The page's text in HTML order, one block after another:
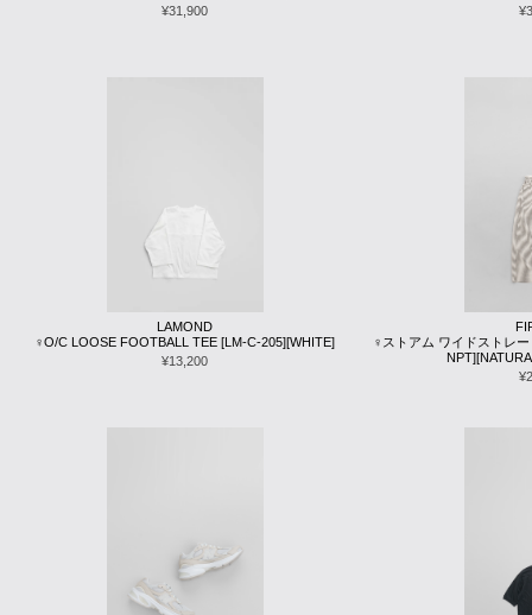
¥31,900
LAMOND
♀O/C LOOSE FOOTBALL TEE [LM-C-205][WHITE]
¥13,200
♀ストアム ワイドストレ